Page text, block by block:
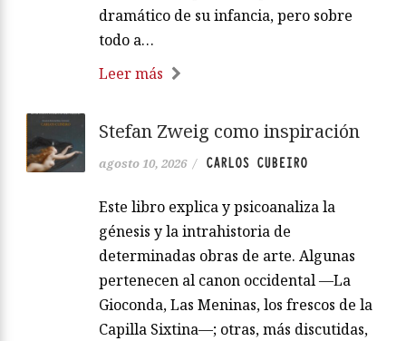
dramático de su infancia, pero sobre
todo a…
Leer más
Stefan Zweig como inspiración
agosto 10, 2026 / CARLOS CUBEIRO
Este libro explica y psicoanaliza la
génesis y la intrahistoria de
determinadas obras de arte. Algunas
pertenecen al canon occidental —La
Gioconda, Las Meninas, los frescos de la
Capilla Sixtina—; otras, más discutidas,